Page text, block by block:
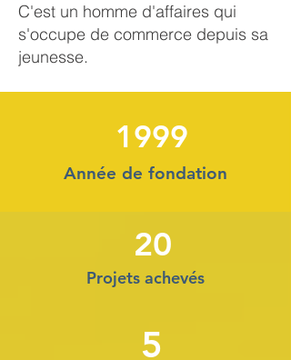
C'est un homme d'affaires qui
s'occupe de commerce depuis sa
jeunesse.
1999
Année de fondation
20
Projets achevés
5